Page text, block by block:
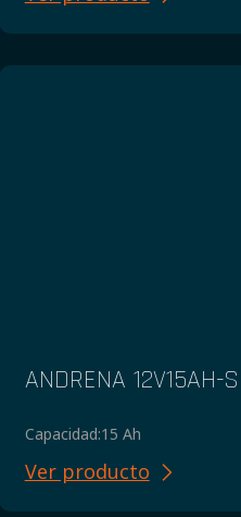
ANDRENA 12V15AH-
Capacidad:15 Ah
Ver producto